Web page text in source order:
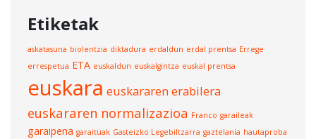
Etiketak
askatasuna biolentzia diktadura erdaldun erdal prentsa Errege
errespetua ETA euskaldun euskalgintza euskal prentsa
euskara euskararen erabilera
euskararen normalizazioa Franco garaileak
garaipena garaituak Gasteizko Legebiltzarra gaztelania hautaproba